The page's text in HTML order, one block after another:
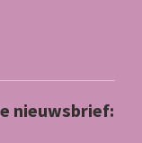
nieuwsbrief: